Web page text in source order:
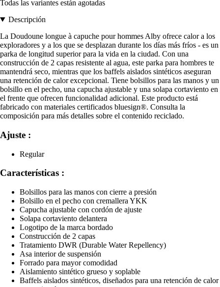
Todas las variantes están agotadas
Descripción
La Doudoune longue à capuche pour hommes Alby ofrece calor a los
exploradores y a los que se desplazan durante los días más fríos - es un
parka de longitud superior para la vida en la ciudad. Con una
construcción de 2 capas resistente al agua, este parka para hombres te
mantendrá seco, mientras que los baffels aislados sintéticos aseguran
una retención de calor excepcional. Tiene bolsillos para las manos y un
bolsillo en el pecho, una capucha ajustable y una solapa cortaviento en
el frente que ofrecen funcionalidad adicional. Este producto está
fabricado con materiales certificados bluesign®. Consulta la
composición para más detalles sobre el contenido reciclado.
Ajuste :
Regular
Características :
Bolsillos para las manos con cierre a presión
Bolsillo en el pecho con cremallera YKK
Capucha ajustable con cordón de ajuste
Solapa cortaviento delantera
Logotipo de la marca bordado
Construcción de 2 capas
Tratamiento DWR (Durable Water Repellency)
Asa interior de suspensión
Forrado para mayor comodidad
Aislamiento sintético grueso y soplable
Baffels aislados sintéticos, diseñados para una retención de calor